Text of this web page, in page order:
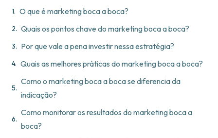
O que é marketing boca a boca?
Quais os pontos chave do marketing boca a boca?
Por que vale a pena investir nessa estratégia?
Quais as melhores práticas do marketing boca a boca?
Como o marketing boca a boca se diferencia da
indicação?
Como monitorar os resultados do marketing boca a
boca?